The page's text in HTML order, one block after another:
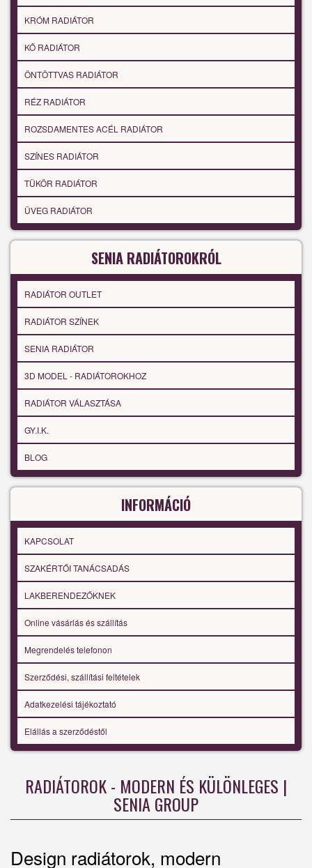
KRÓM RADIÁTOR
KŐ RADIÁTOR
ÖNTÖTTVAS RADIÁTOR
RÉZ RADIÁTOR
ROZSDAMENTES ACÉL RADIÁTOR
SZÍNES RADIÁTOR
TÜKÖR RADIÁTOR
ÜVEG RADIÁTOR
SENIA RADIÁTOROKRÓL
RADIÁTOR OUTLET
RADIÁTOR SZÍNEK
SENIA RADIÁTOR
3D MODEL - RADIÁTOROKHOZ
RADIÁTOR VÁLASZTÁSA
GY.I.K.
BLOG
INFORMÁCIÓ
KAPCSOLAT
SZAKÉRTŐI TANÁCSADÁS
LAKBERENDEZŐKNEK
Online vásárlás és szállítás
Megrendelés telefonon
Szerződési, szállítási feltételek
Adatkezelési tájékoztató
Elállás a szerződéstől
RADIÁTOROK - MODERN ÉS KÜLÖNLEGES |
SENIA GROUP
Design radiátorok, modern